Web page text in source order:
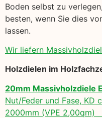
Boden selbst zu
besten, wenn Sie dies
lassen.
Wir liefern
Holzdielen im
20mm Massivholzdiele
Nut/Feder und Fase, KD
2000mm (VPE